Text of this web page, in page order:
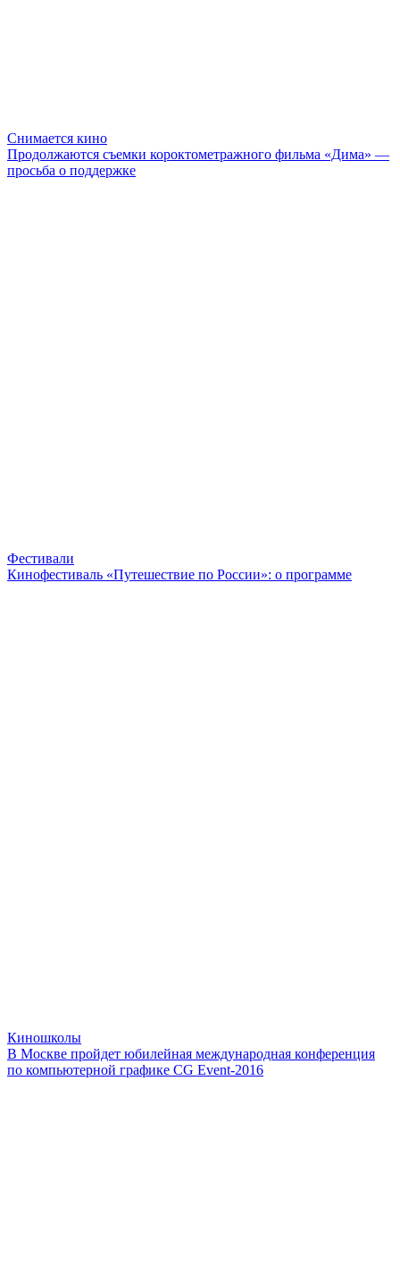
Снимается кино
Продолжаются съемки короктометражного фильма «Дима» —
просьба о поддержке
Фестивали
Кинофестиваль «Путешествие по России»: о программе
Киношколы
В Москве пройдет юбилейная международная конференция
по компьютерной графике CG Event-2016